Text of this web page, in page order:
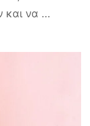
και να ...